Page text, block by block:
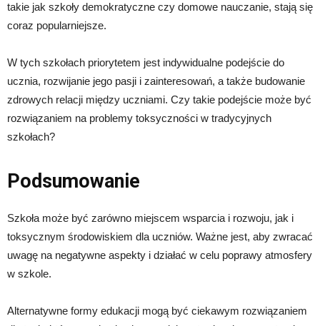
takie jak szkoły demokratyczne czy domowe nauczanie, stają się
coraz popularniejsze.
W tych szkołach priorytetem jest indywidualne podejście do
ucznia, rozwijanie jego pasji i zainteresowań, a także budowanie
zdrowych relacji między uczniami. Czy takie podejście może być
rozwiązaniem na problemy toksyczności w tradycyjnych
szkołach?
Podsumowanie
Szkoła może być zarówno miejscem wsparcia i rozwoju, jak i
toksycznym środowiskiem dla uczniów. Ważne jest, aby zwracać
uwagę na negatywne aspekty i działać w celu poprawy atmosfery
w szkole.
Alternatywne formy edukacji mogą być ciekawym rozwiązaniem